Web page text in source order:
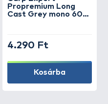
Propremium Long
Cast Grey mono 600
4.290 Ft
Kosárba